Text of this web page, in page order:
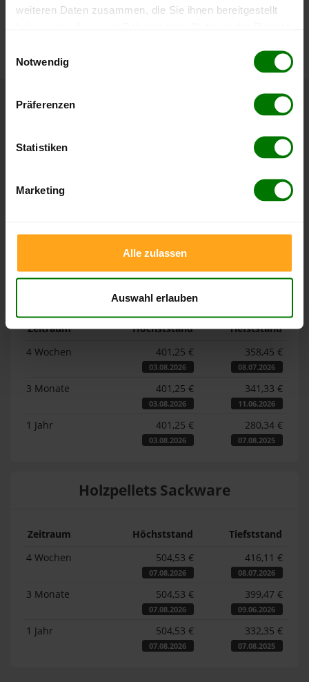
weiteren Daten zusammen, die Sie ihnen bereitgestellt
Notwendig
Präferenzen
Statistiken
Marketing
Alle zulassen
Auswahl erlauben
Die aktuelle Preisentwicklung für Holzpellets in Deutschland
Höchst- und Tiefststände der
Pelletspreise für lose Holzpellets und Holzpellets
erreicht wurde.
Lose Holzpellets
Zeitraum Höchststand
Tiefststand
4 Wochen
401,25 €
03.08.2026
358,45 €
08.07.2026
3 Monate 401,25 €
03.08.2026
341,33 €
11.06.2026
1 Jahr 401,25 €
03.08.2026
280,34 €
07.08.2025
Holzpellets Sackware
Zeitraum Höchststand
Tiefststand
4 Wochen
504,53 €
07.08.2026
416,11 €
08.07.2026
3 Monate 504,53 €
07.08.2026
399,47 €
09.06.2026
1 Jahr 504,53 €
07.08.2026
332,35 €
07.08.2025